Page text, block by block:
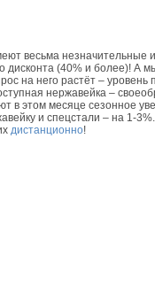
весьма незначительные
дисконта (40% и более)!
на него растёт –
нержавейка –
в этом месяце сезонное
и спецстали – на 1-
дистанционно!